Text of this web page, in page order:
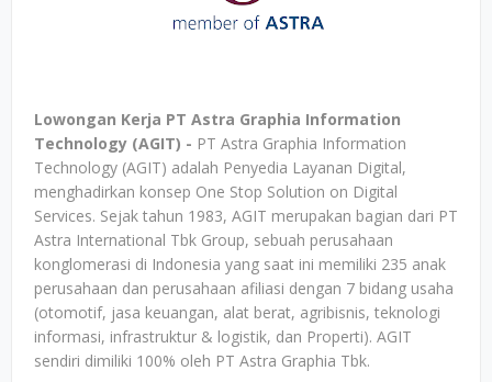
Lowongan Kerja PT Astra Graphia Information
Technology (AGIT) - PT Astra Graphia Information
Technology (AGIT) adalah Penyedia Layanan Digital,
menghadirkan konsep One Stop Solution on Digital
Services. Sejak tahun 1983, AGIT merupakan bagian dari PT
Astra International Tbk Group, sebuah perusahaan
konglomerasi di Indonesia yang saat ini memiliki 235 anak
perusahaan dan perusahaan afiliasi dengan 7 bidang usaha
(otomotif, jasa keuangan, alat berat, agribisnis, teknologi
informasi, infrastruktur & logistik, dan Properti). AGIT
sendiri dimiliki 100% oleh PT Astra Graphia Tbk.